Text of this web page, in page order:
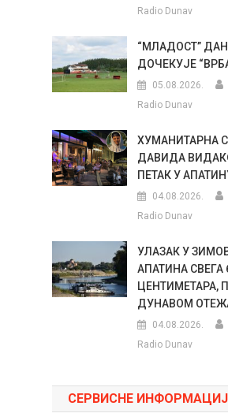
Radio Dunav
“МЛАДОСТ”
ДОЧЕКУЈЕ
05.08.2026.
Radio Dunav
ХУМАНИТАРНА
ДАВИДА
ПЕТАК У
04.08.2026.
Radio Dunav
УЛАЗАК У
АПАТИНА СВЕГА
ЦЕНТИМЕТАРА,
ДУНАВОМ
04.08.2026.
Radio Dunav
СЕРВИСНЕ